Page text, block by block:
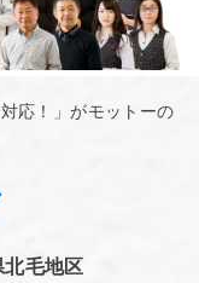
応！」がモットーの
北毛地区